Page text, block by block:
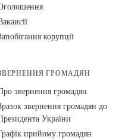
корупції
ГРОМАДЯН
звернення громадян
звернення громадян до
України
прийому громадян